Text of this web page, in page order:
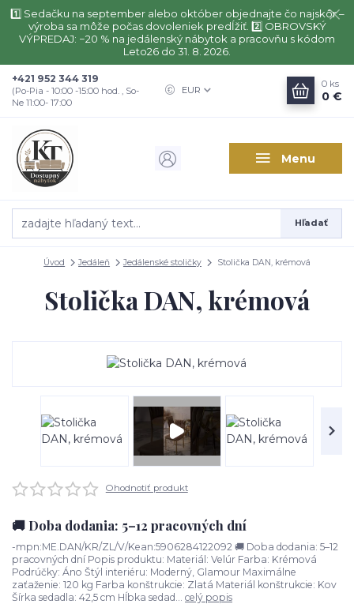
1️⃣ Sedačku na september alebo október objednajte čo najskôr –
výroba sa môže počas dovoleniek predĺžiť. 2️⃣ OBROVSKÝ
VÝPREDAJ: −20 % na jedálenský nábytok a pracovňu s kódom
Leto26 do 31. 8. 2026.
Menu
EUR
Hľadať
+421 952 344 319
(Po-Pia - 10:00 -15:00 hod. , So-
Ne 11:00- 17:00
0 ks
0 €
Úvod Jedáleň Jedálenské stoličky Stolička DAN, krémová
Stolička DAN, krémová
Ohodnotiť produkt
🚚 Doba dodania: 5–12 pracovných dní
-mpn:ME.DAN/KR/ZL/V/Kean:5906284122092 🚚 Doba dodania: 5–12
pracovných dní Popis produktu: Materiál: Velúr Farba: Krémová
Podrúčky: Áno Štýl interiéru: Moderný, Glamour Maximálne
zaťaženie: 120 kg Farba konštrukcie: Zlatá Materiál konštrukcie: Kov
Šírka sedadla: 42,5 cm Hĺbka sedad... celý popis